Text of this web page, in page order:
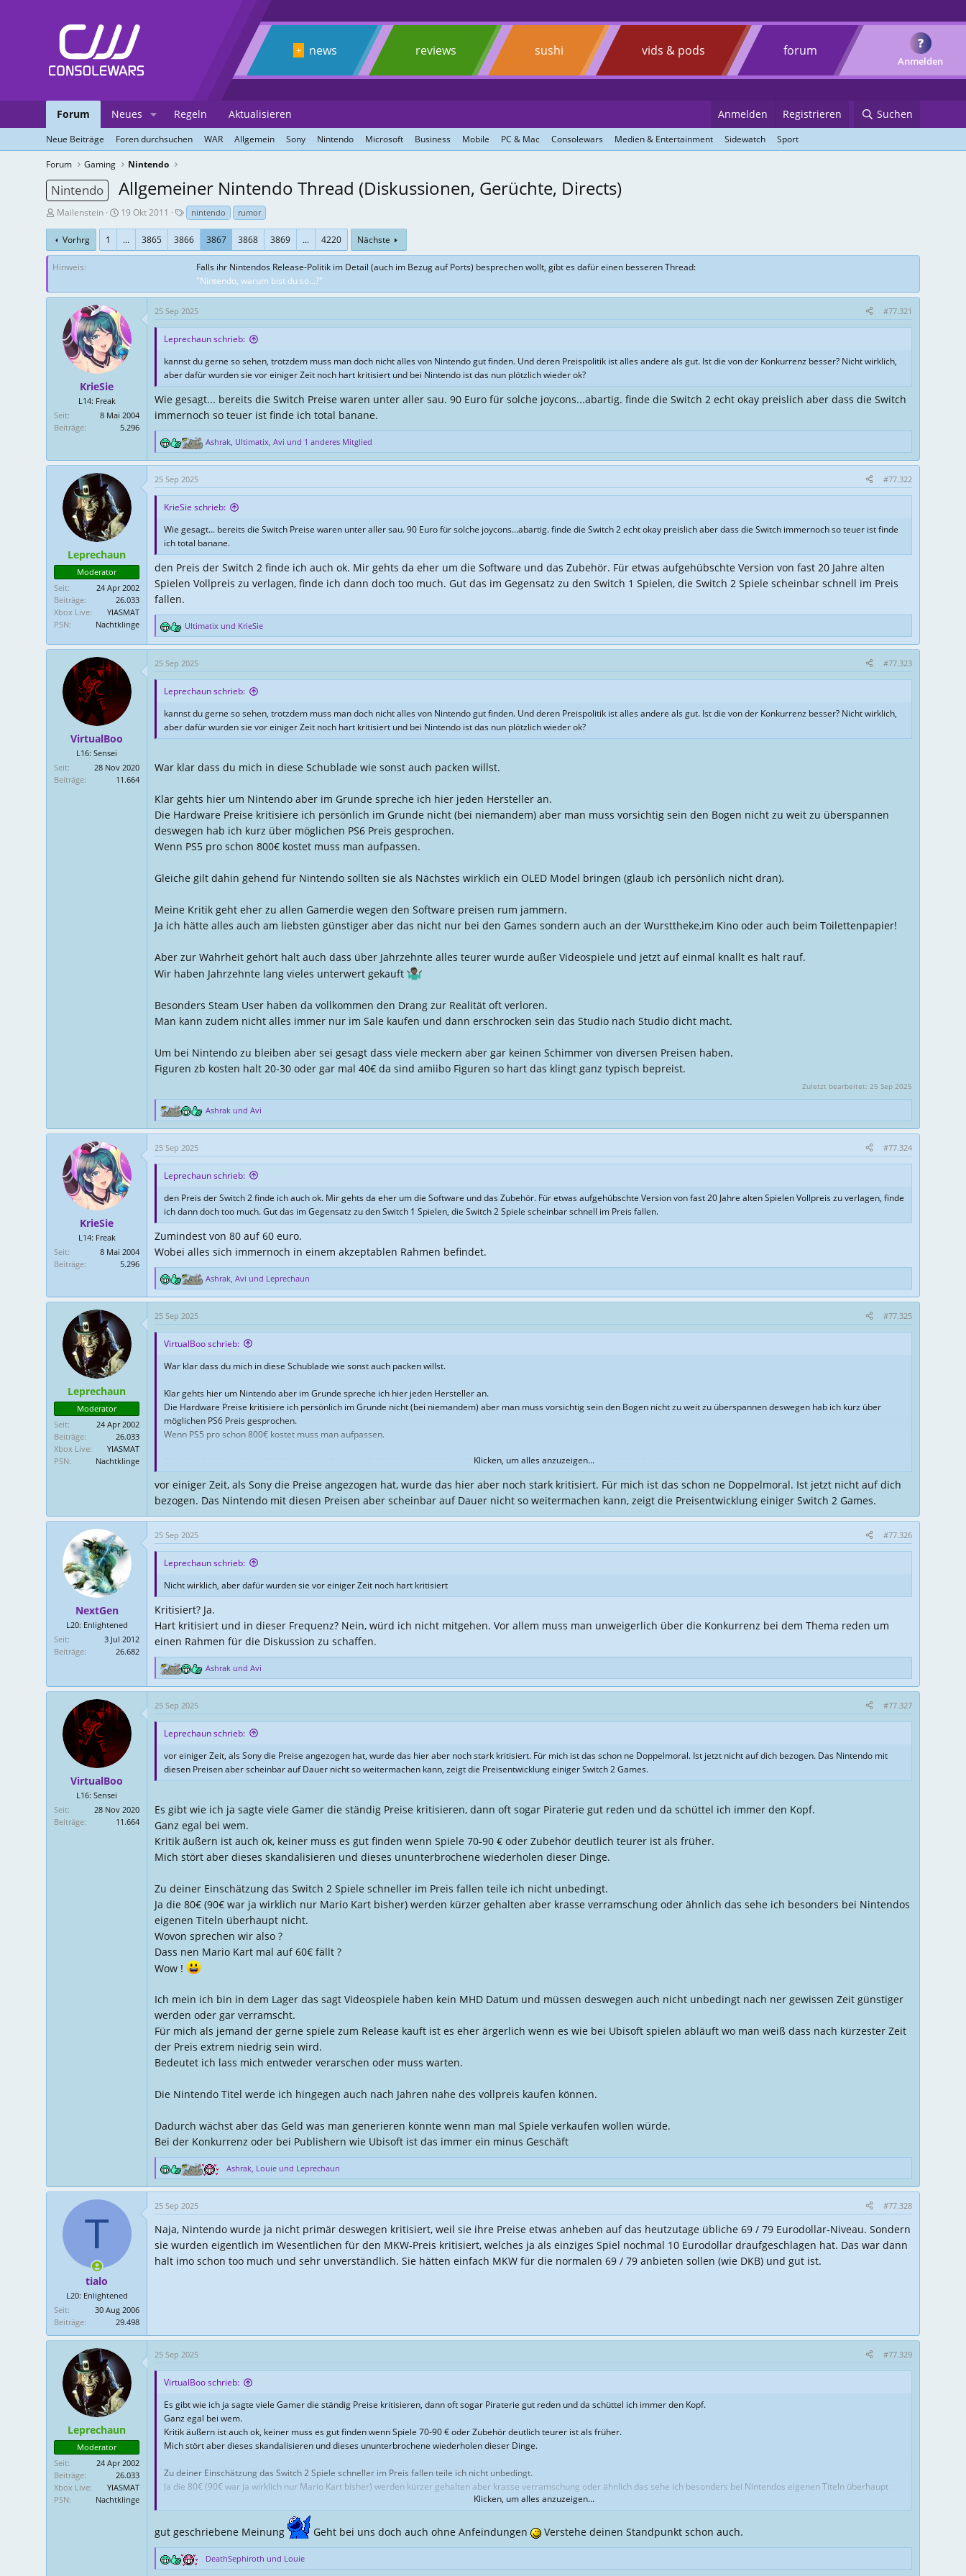
+ news reviews sushi vids & pods forum
Anmelden
?
Forum Neues Regeln Aktualisieren Anmelden Registrieren Suchen
Neue Beiträge Foren durchsuchen WAR Allgemein Sony Nintendo Microsoft Business Mobile PC & Mac Consolewars Medien & Entertainment Sidewatch Sport
Forum Gaming Nintendo
Nintendo Allgemeiner Nintendo Thread (Diskussionen, Gerüchte, Directs)
T
r
e
a
-
r
Mailenstein
E
s
t
l
n
g
s
d
m
19 Okt 2011
T
g
s
nintendo rumor
Vorhrg 1 ... 3865 3866 3867 3868 3869 ... 4220 Nächste
Hinweis
Falls ihr Nintendos Release-Politik im Detail (auch im Bezug auf Ports) besprechen wollt, gibt es dafür einen besseren Thread:
"Nintendo, warum bist du so...?"
KrieSie
L14: Freak
Seit
8 Mai 2004
Beiträge
5.296
25 Sep 2025 #77.321
Leprechaun schrieb:
kannst du gerne so sehen, trotzdem muss man doch nicht alles von Nintendo gut finden. Und deren Preispolitik ist alles andere als gut. Ist die von der Konkurrenz besser? Nicht wirklich,
aber dafür wurden sie vor einiger Zeit noch hart kritisiert und bei Nintendo ist das nun plötzlich wieder ok?
Wie gesagt... bereits die Switch Preise waren unter aller sau. 90 Euro für solche joycons...abartig. finde die Switch 2 echt okay preislich aber dass die Switch
immernoch so teuer ist finde ich total banane.
R
e
k
t
n
:
Ashrak, Ultimatix, Avi und 1 anderes Mitglied
Leprechaun
Moderator
Seit
24 Apr 2002
Beiträge
26.033
Xbox Live
YIASMAT
PSN
Nachtklinge
25 Sep 2025 #77.322
KrieSie schrieb:
Wie gesagt... bereits die Switch Preise waren unter aller sau. 90 Euro für solche joycons...abartig. finde die Switch 2 echt okay preislich aber dass die Switch immernoch so teuer ist finde
ich total banane.
den Preis der Switch 2 finde ich auch ok. Mir gehts da eher um die Software und das Zubehör. Für etwas aufgehübschte Version von fast 20 Jahre alten
Spielen Vollpreis zu verlagen, finde ich dann doch too much. Gut das im Gegensatz zu den Switch 1 Spielen, die Switch 2 Spiele scheinbar schnell im Preis
fallen.
R
e
k
t
n
Ultimatix und KrieSie
VirtualBoo
L16: Sensei
Seit
28 Nov 2020
Beiträge
11.664
25 Sep 2025 #77.323
Leprechaun schrieb:
kannst du gerne so sehen, trotzdem muss man doch nicht alles von Nintendo gut finden. Und deren Preispolitik ist alles andere als gut. Ist die von der Konkurrenz besser? Nicht wirklich,
aber dafür wurden sie vor einiger Zeit noch hart kritisiert und bei Nintendo ist das nun plötzlich wieder ok?
War klar dass du mich in diese Schublade wie sonst auch packen willst.
Klar gehts hier um Nintendo aber im Grunde spreche ich hier jeden Hersteller an.
Die Hardware Preise kritisiere ich persönlich im Grunde nicht (bei niemandem) aber man muss vorsichtig sein den Bogen nicht zu weit zu überspannen
deswegen hab ich kurz über möglichen PS6 Preis gesprochen.
Wenn PS5 pro schon 800€ kostet muss man aufpassen.
Gleiche gilt dahin gehend für Nintendo sollten sie als Nächstes wirklich ein OLED Model bringen (glaub ich persönlich nicht dran).
Meine Kritik geht eher zu allen Gamerdie wegen den Software preisen rum jammern.
Ja ich hätte alles auch am liebsten günstiger aber das nicht nur bei den Games sondern auch an der Wursttheke,im Kino oder auch beim Toilettenpapier!
Aber zur Wahrheit gehört halt auch dass über Jahrzehnte alles teurer wurde außer Videospiele und jetzt auf einmal knallt es halt rauf.
Wir haben Jahrzehnte lang vieles unterwert gekauft
Besonders Steam User haben da vollkommen den Drang zur Realität oft verloren.
Man kann zudem nicht alles immer nur im Sale kaufen und dann erschrocken sein das Studio nach Studio dicht macht.
Um bei Nintendo zu bleiben aber sei gesagt dass viele meckern aber gar keinen Schimmer von diversen Preisen haben.
Figuren zb kosten halt 20-30 oder gar mal 40€ da sind amiibo Figuren so hart das klingt ganz typisch bepreist.
Zuletzt bearbeitet: 25 Sep 2025
R
e
k
t
n
n
:
Ashrak und Avi
KrieSie
L14: Freak
Seit
8 Mai 2004
Beiträge
5.296
25 Sep 2025 #77.324
Leprechaun schrieb:
den Preis der Switch 2 finde ich auch ok. Mir gehts da eher um die Software und das Zubehör. Für etwas aufgehübschte Version von fast 20 Jahre alten Spielen Vollpreis zu verlagen, finde
ich dann doch too much. Gut das im Gegensatz zu den Switch 1 Spielen, die Switch 2 Spiele scheinbar schnell im Preis fallen.
Zumindest von 80 auf 60 euro.
Wobei alles sich immernoch in einem akzeptablen Rahmen befindet.
R
e
k
t
n
Ashrak Avi und Leprechaun
Leprechaun
Moderator
Seit
24 Apr 2002
Beiträge
26.033
Xbox Live
YIASMAT
PSN
Nachtklinge
25 Sep 2025 #77.325
VirtualBoo schrieb:
War klar dass du mich in diese Schublade wie sonst auch packen willst.
Klar gehts hier um Nintendo aber im Grunde spreche ich hier jeden Hersteller an.
Die Hardware Preise kritisiere ich persönlich im Grunde nicht (bei niemandem) aber man muss vorsichtig sein den Bogen nicht zu weit zu überspannen deswegen hab ich kurz über
möglichen PS6 Preis gesprochen.
Wenn PS5 pro schon 800€ kostet muss man aufpassen.
Gleiche gilt dahin gehend für Nintendo sollten sie als Nächstes wirklich ein OLED Model bringen (glaub ich persönlich nicht dran).
Meine Kritik geht eher zu allen Gamerdie wegen den Software preisen rum jammern.
Ja ich hätte alles auch am liebsten günstiger aber das nicht nur bei den Games sondern auch an der Wursttheke,im Kino oder auch beim Toilettenpapier!
Aber zur Wahrheit gehört halt auch dass über Jahrzehnte alles teurer wurde außer Videospiele und jetzt auf einmal knallt es halt rauf.
Wir haben Jahrzehnte lang vieles unterwert gekauft
Besonders Steam User haben da vollkommen den Drang zur Realität oft verloren.
Man kann zudem nicht alles immer nur im Sale kaufen und dann erschrocken sein das Studio nach Studio dicht macht.
Um bei Nintendo zu bleiben aber sei gesagt dass viele meckern aber gar keinen Schimmer von diversen Preisen haben.
Figuren zb kosten halt 20-30 oder gar mal 40€ da sind amiibo Figuren wobhatz das klingt m ganz typisch bepreist.
Klicken, um alles anzuzeigen...
vor einiger Zeit, als Sony die Preise angezogen hat, wurde das hier aber noch stark kritisiert. Für mich ist das schon ne Doppelmoral. Ist jetzt nicht auf dich
bezogen. Das Nintendo mit diesen Preisen aber scheinbar auf Dauer nicht so weitermachen kann, zeigt die Preisentwicklung einiger Switch 2 Games.
NextGen
L20: Enlightened
Seit
3 Jul 2012
Beiträge
26.682
25 Sep 2025 #77.326
Leprechaun schrieb:
Nicht wirklich, aber dafür wurden sie vor einiger Zeit noch hart kritisiert
Kritisiert? Ja.
Hart kritisiert und in dieser Frequenz? Nein, würd ich nicht mitgehen. Vor allem muss man unweigerlich über die Konkurrenz bei dem Thema reden um
einen Rahmen für die Diskussion zu schaffen.
R
e
k
t
n
n
Ashrak und Avi
VirtualBoo
L16: Sensei
Seit
28 Nov 2020
Beiträge
11.664
25 Sep 2025 #77.327
Leprechaun schrieb:
vor einiger Zeit, als Sony die Preise angezogen hat, wurde das hier aber noch stark kritisiert. Für mich ist das schon ne Doppelmoral. Ist jetzt nicht auf dich bezogen. Das Nintendo mit
diesen Preisen aber scheinbar auf Dauer nicht so weitermachen kann, zeigt die Preisentwicklung einiger Switch 2 Games.
Es gibt wie ich ja sagte viele Gamer die ständig Preise kritisieren, dann oft sogar Piraterie gut reden und da schüttel ich immer den Kopf.
Ganz egal bei wem.
Kritik äußern ist auch ok, keiner muss es gut finden wenn Spiele 70-90 € oder Zubehör deutlich teurer ist als früher.
Mich stört aber dieses skandalisieren und dieses ununterbrochene wiederholen dieser Dinge.
Zu deiner Einschätzung das Switch 2 Spiele schneller im Preis fallen teile ich nicht unbedingt.
Ja die 80€ (90€ war ja wirklich nur Mario Kart bisher) werden kürzer gehalten aber krasse verramschung oder ähnlich das sehe ich besonders bei Nintendos
eigenen Titeln überhaupt nicht.
Wovon sprechen wir also ?
Dass nen Mario Kart mal auf 60€ fällt ?
Wow !
Ich mein ich bin in dem Lager das sagt Videospiele haben kein MHD Datum und müssen deswegen auch nicht unbedingt nach ner gewissen Zeit günstiger
werden oder gar verramscht.
Für mich als jemand der gerne spiele zum Release kauft ist es eher ärgerlich wenn es wie bei Ubisoft spielen abläuft wo man weiß dass nach kürzester Zeit
der Preis extrem niedrig sein wird.
Bedeutet ich lass mich entweder verarschen oder muss warten.
Die Nintendo Titel werde ich hingegen auch nach Jahren nahe des vollpreis kaufen können.
Dadurch wächst aber das Geld was man generieren könnte wenn man mal Spiele verkaufen wollen würde.
Bei der Konkurrenz oder bei Publishern wie Ubisoft ist das immer ein minus Geschäft
R
e
k
i
o
n
Ashrak, Louie und Leprechaun
T
tialo
L20: Enlightened
Seit
30 Aug 2006
Beiträge
29.498
25 Sep 2025 #77.328
Naja, Nintendo wurde ja nicht primär deswegen kritisiert, weil sie ihre Preise etwas anheben auf das heutzutage übliche 69 / 79 Eurodollar-Niveau. Sondern
sie wurden eigentlich im Wesentlichen für den MKW-Preis kritisiert, welches ja als einziges Spiel nochmal 10 Eurodollar draufgeschlagen hat. Das war dann
halt imo schon too much und sehr unverständlich. Sie hätten einfach MKW für die normalen 69 / 79 anbieten sollen (wie DKB) und gut ist.
Leprechaun
Moderator
Seit
24 Apr 2002
Beiträge
26.033
Xbox Live
YIASMAT
PSN
Nachtklinge
25 Sep 2025 #77.329
VirtualBoo schrieb:
Es gibt wie ich ja sagte viele Gamer die ständig Preise kritisieren, dann oft sogar Piraterie gut reden und da schüttel ich immer den Kopf.
Ganz egal bei wem.
Kritik äußern ist auch ok, keiner muss es gut finden wenn Spiele 70-90 € oder Zubehör deutlich teurer ist als früher.
Mich stört aber dieses skandalisieren und dieses ununterbrochene wiederholen dieser Dinge.
Zu deiner Einschätzung das Switch 2 Spiele schneller im Preis fallen teile ich nicht unbedingt.
Ja die 80€ (90€ war ja wirklich nur Mario Kart bisher) werden kürzer gehalten aber krasse verramschung oder ähnlich das sehe ich besonders bei Nintendos eigenen Titeln überhaupt
Wovon sprechen wir also ?
Dass nen Mario Kart mal auf 60€ fällt ?
Wow !
Ich mein ich bin in dem Lager das sagt Videospiele haben kein MHD Datum und müssen deswegen auch nicht unbedingt nach ner gewissen Zeit günstiger werden oder gar verramscht.
Klicken, um alles anzuzeigen...
gut geschriebene Meinung Geht bei uns doch auch ohne Anfeindungen Verstehe deinen Standpunkt schon auch.
R
DeathSephiroth und Louie